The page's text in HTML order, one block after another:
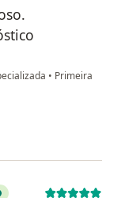
• Primeira